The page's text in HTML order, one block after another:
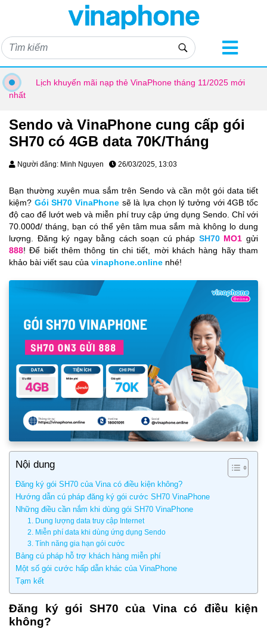
Lịch khuyến mãi nạp thẻ VinaPhone tháng 11/2025 mới
nhất
Sendo và VinaPhone cung cấp gói
SH70 có 4GB data 70K/Tháng
Người đăng: Minh Nguyen 26/03/2025, 13:03
Bạn thường xuyên mua sắm trên Sendo và cần một gói data tiết
kiệm? Gói SH70 VinaPhone sẽ là lựa chọn lý tưởng với 4GB tốc
độ cao để lướt web và miễn phí truy cập ứng dụng Sendo. Chỉ với
70.000đ/ tháng, bạn có thể yên tâm mua sắm mà không lo dung
lượng. Đăng ký ngay bằng cách soạn cú pháp SH70 MO1 gửi
888! Để biết thêm thông tin chi tiết, mời khách hàng hãy tham
khảo bài viết sau của vinaphone.online nhé!
Nội dung
Đăng ký gói SH70 của Vina có điều kiện không?
Hướng dẫn cú pháp đăng ký gói cước SH70 VinaPhone
Những điều cần nắm khi dùng gói SH70 VinaPhone
1. Dung lượng data truy cập Internet
2. Miễn phí data khi dùng ứng dụng Sendo
3. Tính năng gia hạn gói cước
Bảng cú pháp hỗ trợ khách hàng miễn phí
Một số gói cước hấp dẫn khác của VinaPhone
Tạm kết
Đăng ký gói SH70 của Vina có điều kiện
không?